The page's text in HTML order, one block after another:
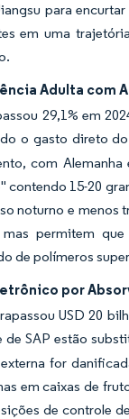
para
em uma
Adulta com
29,1% em
o gasto direto
com
15-20
noturno e
permitem
de polímeros
por
USD 20
de SAP estão
for
em caixas de
de controle